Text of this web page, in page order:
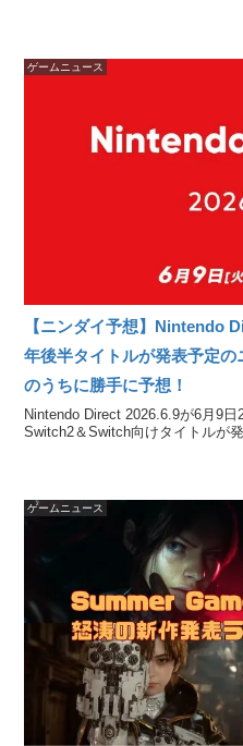
ゲームニュース
【ニンダイ予想】Nintendo
年後半タイトルが発表予定
のうちに勝手に予想！
Nintendo Direct 2026.6.9が6月9
Switch2＆Switch向けタイトルが
ゲームニュース